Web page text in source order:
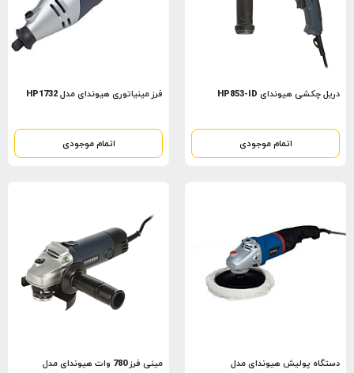
دریل چکشی هیوندای HP853-ID
اتمام موجودی
فرز مینیاتوری هیوندای مدل HP1732
اتمام موجودی
دستگاه پولیش هیوندای مدل
مینی فرز 780 وات هیوندای مدل